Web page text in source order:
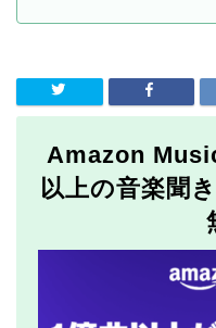
Amazon
以上の音楽聞